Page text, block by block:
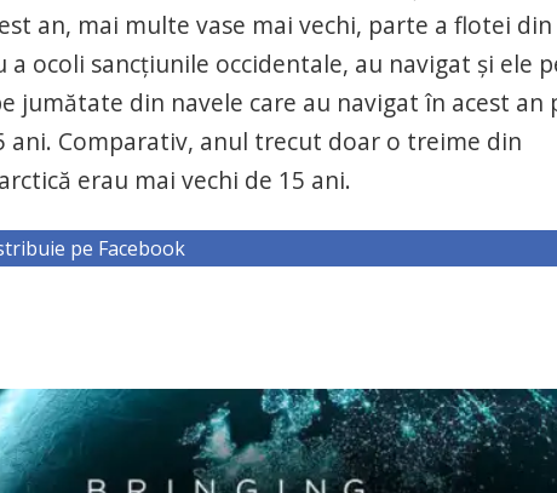
an, mai multe vase mai vechi, parte a flotei din
ocoli sancţiunile occidentale, au navigat şi ele
jumătate din navele care au navigat în acest an
ani. Comparativ, anul trecut doar o treime din
erau mai vechi de 15 ani.
pe Facebook